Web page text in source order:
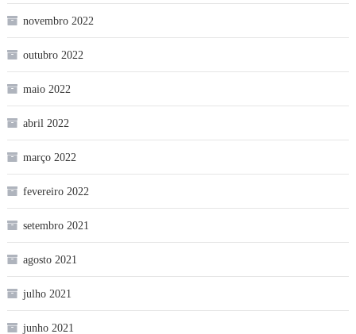
novembro 2022
outubro 2022
maio 2022
abril 2022
março 2022
fevereiro 2022
setembro 2021
agosto 2021
julho 2021
junho 2021